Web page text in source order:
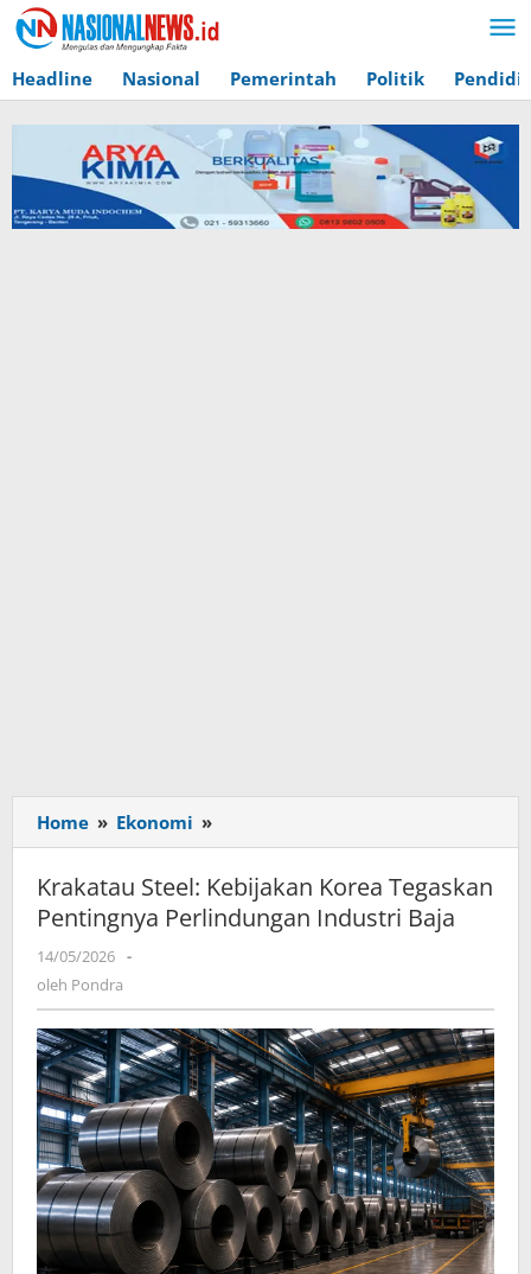
Lewati
ke
konten
Headline Nasional Pemerintah Politik
Home » Ekonomi »
Steel:
Kebijakan
Korea
Tegaskan
Industri
Baja
Krakatau Steel: Kebijakan Korea Tegaskan
Pentingnya Perlindungan Industri Baja
14/05/2026 oleh
-
oleh Pondra